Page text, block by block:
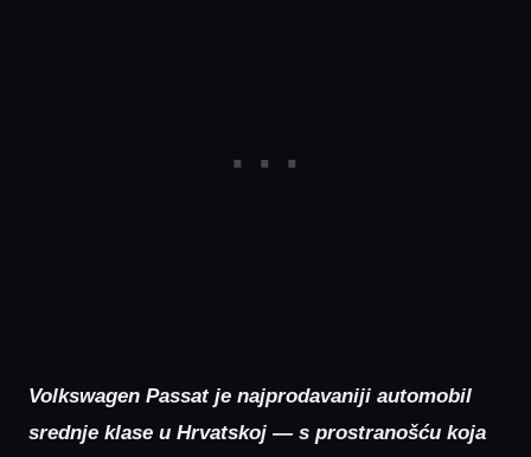
Volkswagen Passat je najprodavaniji automobil
srednje klase u Hrvatskoj — s prostranošću koja